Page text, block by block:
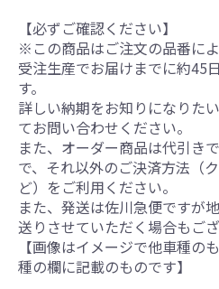
【必ずご確認ください】
※この商品はご注文の品番に
受注生産でお届けまでに約45
す。
詳しい納期をお知りになりた
てお問い合わせください。
また、オーダー商品は代引き
で、それ以外のご決済方法（
ど）をご利用ください。
また、発送は佐川急便ですが
送りさせていただく場合もござ
【画像はイメージで他車種の
種の欄に記載のものです】